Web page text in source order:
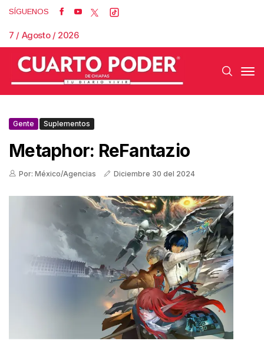
SÍGUENOS
7 / Agosto / 2026
Gente Suplementos
Metaphor: ReFantazio
Por: México/Agencias Diciembre 30 del 2024